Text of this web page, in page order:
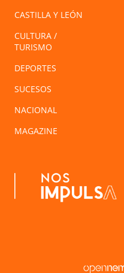
CASTILLA Y LEÓN
CULTURA /
TURISMO
DEPORTES
SUCESOS
NACIONAL
MAGAZINE